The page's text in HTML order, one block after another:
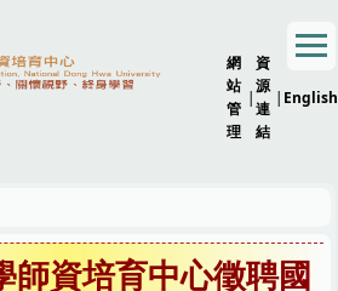
網
站
管
理
|
資
源
連
結
| English
師資培育中心徵聘國